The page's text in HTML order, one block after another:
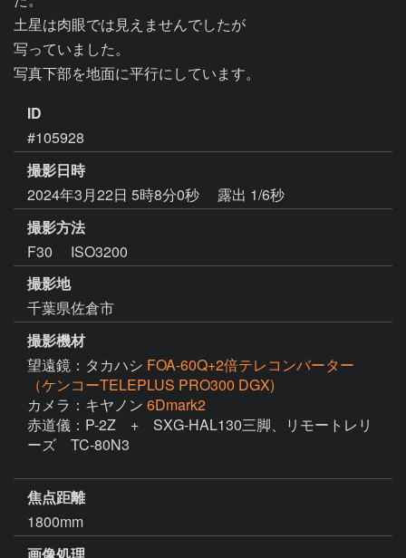
土星は肉眼では見えませんでしたが
写っていました。
写真下部を地面に平行にしています。
ID
#105928
撮影日時
2024年3月22日 5時8分0秒
露出 1/6秒
撮影方法
F30 ISO3200
撮影地
千葉県佐倉市
撮影機材
望遠鏡：タカハシ FOA-60Q+2倍テレコンバーター
（ケンコーTELEPLUS PRO300 DGX)
カメラ：キヤノン 6Dmark2
赤道儀：P-2Z　+　SXG-HAL130三脚、リモートレリ
ーズ　TC-80N3
焦点距離
1800mm
画像処理